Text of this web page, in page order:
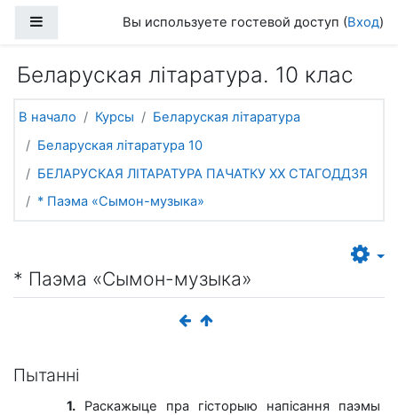
Боковая панельВы используете гостевой доступ (Вход)
Беларуская літаратура. 10 клас
В начало Курсы
Беларуская літаратура
Беларуская літаратура 10
БЕЛАРУСКАЯ ЛІТАРАТУРА ПАЧАТКУ ХХ СТАГОДДЗЯ
* Паэма «Сымон-музыка»
* Паэма «Сымон-музыка»
Пытанні
1. Раскажыце пра гісторыю напісання паэмы